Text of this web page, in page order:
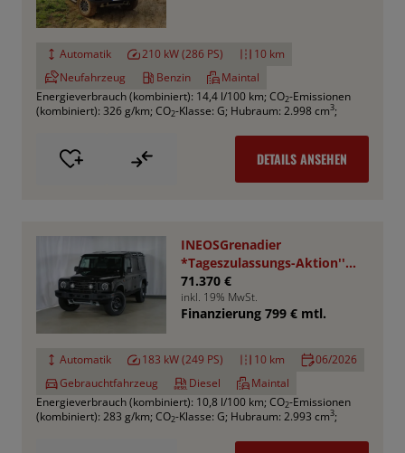
Automatik 210 kW (286 PS)
10 km
Neufahrzeug
Benzin
Maintal
Energieverbrauch (kombiniert): 14,4 l/100 km; CO2-Emissionen
(kombiniert): 326 g/km; CO2-Klasse: G; Hubraum: 2.998 cm3;
DETAILS ANSEHEN
INEOSGrenadier
*Tageszulassungs-Aktion''
UPE : 78.050,- €
71.370 €
inkl. 19% MwSt.
Finanzierung 799 € mtl.
Automatik 183 kW (249 PS) 10 km
06/2026
Gebrauchtfahrzeug
Diesel
Maintal
Energieverbrauch (kombiniert): 10,8 l/100 km; CO2-Emissionen
(kombiniert): 283 g/km; CO2-Klasse: G; Hubraum: 2.993 cm3;